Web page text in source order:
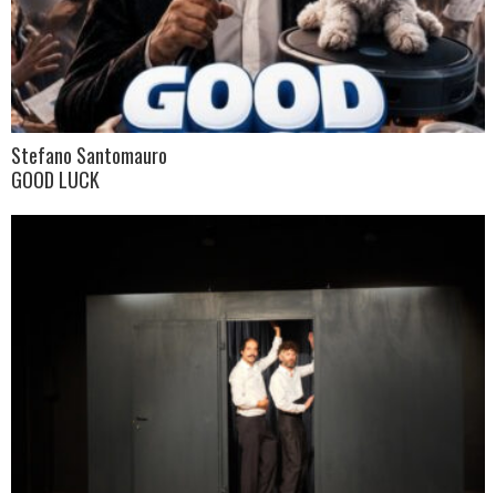
Stefano Santomauro
GOOD LUCK